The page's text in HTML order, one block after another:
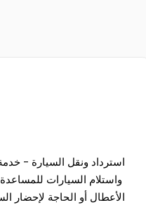
استرداد ونقل السيارة -
واستلام السيارات
الأعطال أو الحاجة لإحضار